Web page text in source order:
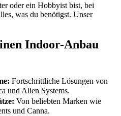
oder ein Hobbyist bist, bei
was du benötigst. Unser
Indoor-Anbau
Fortschrittliche Lösungen von
und Alien Systems.
Von beliebten Marken wie
und Canna.